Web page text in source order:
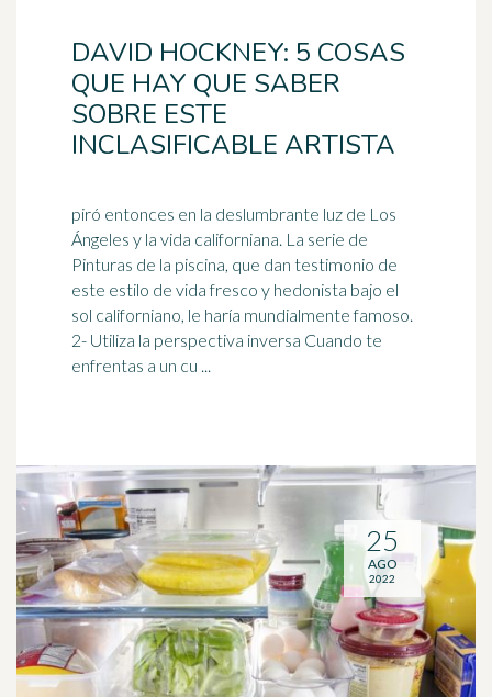
DAVID HOCKNEY: 5 COSAS
QUE HAY QUE SABER
SOBRE ESTE
INCLASIFICABLE ARTISTA
piró entonces en la deslumbrante luz de Los
Ángeles y la vida californiana. La serie de
Pinturas de la piscina, que dan testimonio de
este estilo de vidafresco y hedonista bajo el
sol californiano, le haría mundialmente famoso.
2- Utiliza la perspectiva inversa Cuando te
enfrentas a un cu ...
25
AGO
2022